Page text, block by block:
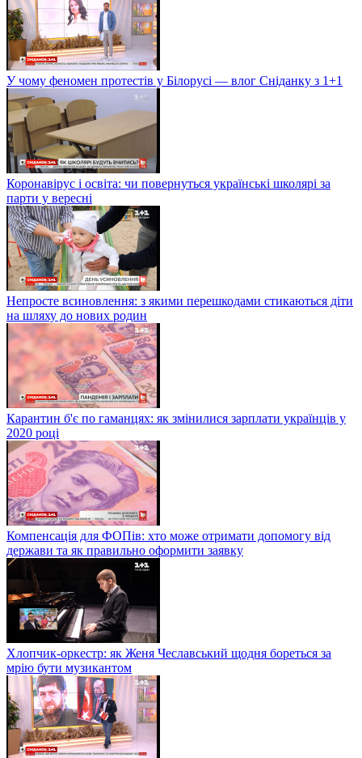
У чому феномен протестів у Білорусі — влог Сніданку з 1+1
Коронавірус і освіта: чи повернуться українські школярі за
парти у вересні
Непросте всиновлення: з якими перешкодами стикаються діти
на шляху до нових родин
Карантин б'є по гаманцях: як змінилися зарплати українців у
2020 році
Компенсація для ФОПів: хто може отримати допомогу від
держави та як правильно оформити заявку
Хлопчик-оркестр: як Женя Чеславський щодня бореться за
мрію бути музикантом